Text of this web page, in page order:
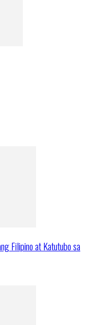
Filipino at Katutubo sa